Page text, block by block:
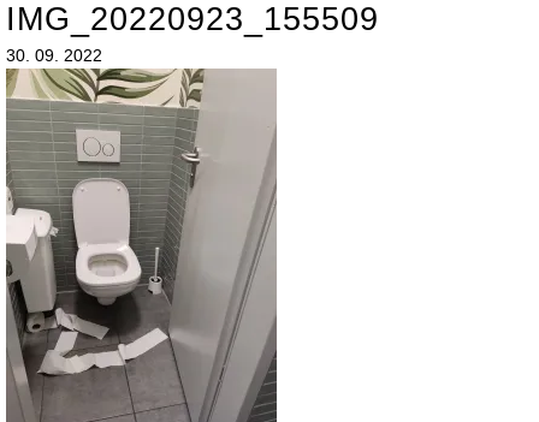
IMG_20220923_155509
30. 09. 2022